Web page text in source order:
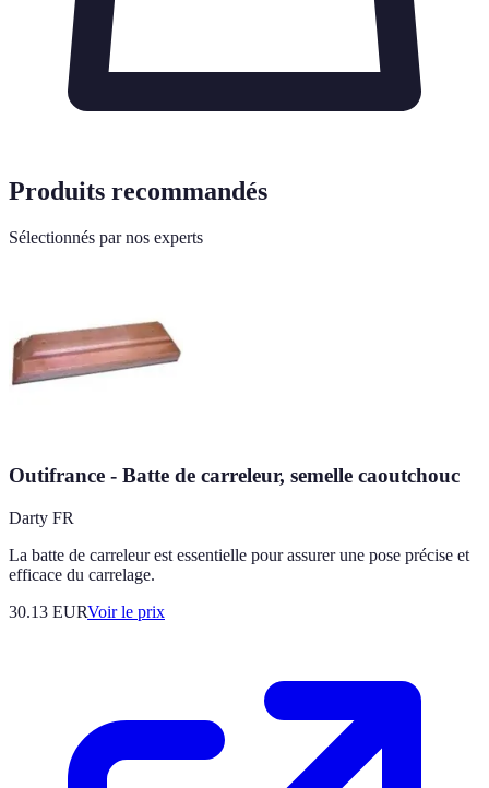
Produits recommandés
Sélectionnés par nos experts
Outifrance - Batte de carreleur, semelle caoutchouc
Darty FR
La batte de carreleur est essentielle pour assurer une pose précise et
efficace du carrelage.
30.13 EURVoir le prix